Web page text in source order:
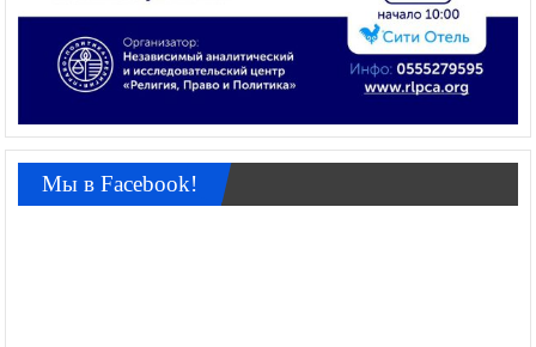
Мы в Facebook!